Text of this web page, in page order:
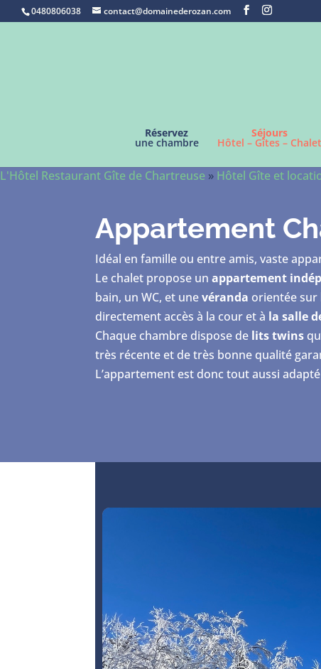
0480806038 contact@domainederozan.com
Réservez
une chambre
Séjours
Hôtel – Gîtes – Chalet
L'Hôtel Restaurant Gîte de Chartreuse » Hôtel Gîte et
Appartement
Idéal en famille ou entre amis, vaste
Le chalet propose unappartement
bain, un WC, et unevéranda orientée sur
directement accès à la cour et à la salle
Chaque chambre dispose de lits twins
très récente et de très bonne qualité
L’appartement est donc tout aussi